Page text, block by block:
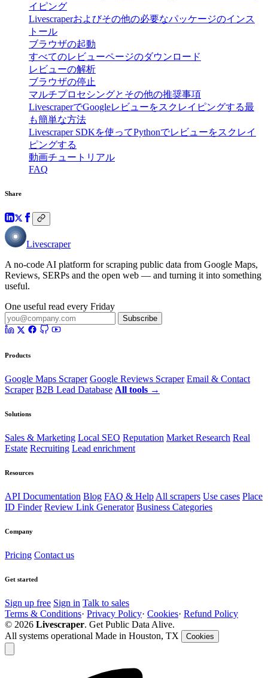
イピング
Livescraperおよびその他の必要なパッケージのインス
トール
ブラウザの起動
すべてのレビューページのダウンロード
レビューの解析
ブラウザの停止
マルチプロセシングとその他の推奨事項
LivescraperでGoogleレビューをスクレイピングする最
も簡単な方法
Livescraper SDKを使ってPythonでレビューをスクレイ
ピングする
動画チュートリアル
FAQ
Share
Livescraper
A no-code AI platform for scraping public data from Google Maps,
Reviews, SERPs and the open web — and turning it into something
useful.
One useful read every Friday
Subscribe
Products
Google Maps Scraper Google Reviews Scraper Email & Contact
Scraper B2B Lead Database All tools →
Solutions
Sales & Marketing Local SEO Reputation Market Research Real
Estate Recruiting Lead enrichment
Resources
API Documentation Blog FAQ & Help All scrapers Use cases Place
ID Finder Review Link Generator Business Categories
Company
Pricing Contact us
Get started
Sign up free Sign in Talk to sales
Terms & Conditions· Privacy Policy· Cookies· Refund Policy
© 2026 Livescraper. Get Public Data Alive.
All systems operational Made in Houston, TX Cookies